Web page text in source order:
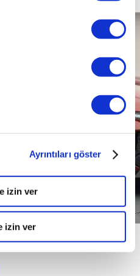
Ayrıntıları göster
izin ver
izin ver